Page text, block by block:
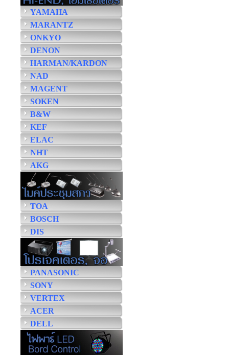
YAMAHA
MARANTZ
ONKYO
DENON
HARMAN/KARDON
NAD
MAGENT
SOKEN
B&W
KEF
ELAC
NHT
AKG
TOA
BOSCH
DIS
PANASONIC
SONY
VERTEX
ACER
DELL